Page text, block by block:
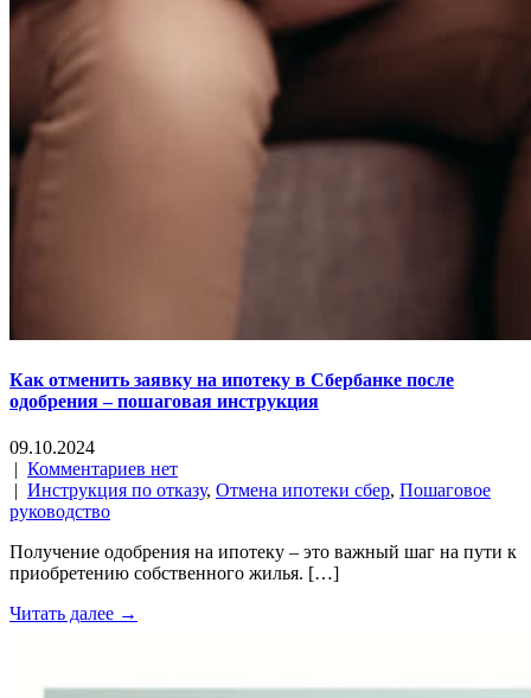
Как отменить заявку на ипотеку в Сбербанке после
одобрения – пошаговая инструкция
09.10.2024
| Комментариев нет
| Инструкция по отказу, Отмена ипотеки сбер, Пошаговое
руководство
Получение одобрения на ипотеку – это важный шаг на пути к
приобретению собственного жилья. […]
Читать далее →